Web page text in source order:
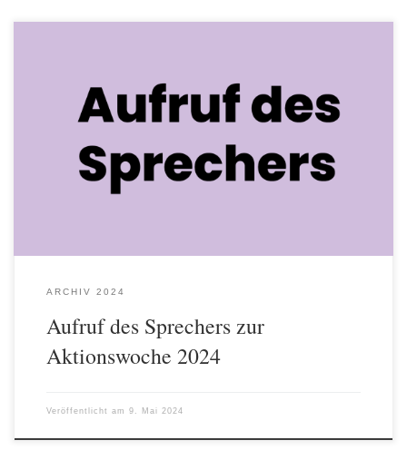
Download Aufruf des Sprechers zur Aktionswoche 2024 Aufruf
des Sprechers zur Aktionswoche Schuldnerberatung 2024: „Buy
Schuldnerberatung 2024. „Wenn am Ende des Geldes noch so viel
Monat übrig ist…“ ein verbreitet bekannter Spruch. Gerade für
Haushalte mit knappen Einkommensressourcen ist in dieser […]
ARCHIV 2024
Aufruf des Sprechers zur
Aktionswoche 2024
Veröffentlicht am 9. Mai 2024